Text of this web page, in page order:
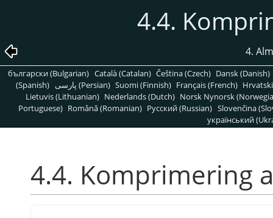
4.4.
4.
български (Bulgarian) Català (Catalan) Čeština (Czech) Dansk (Danish)
(Spanish)
پارسی (Persian) Suomi (Finnish) Français (French)
Lietuvis (Lithuanian) Nederlands (Dutch) Norsk Nynorsk
Portuguese) Română (Romanian) Pусский (Russian) Slovenčina
український
4.4. Komprimering